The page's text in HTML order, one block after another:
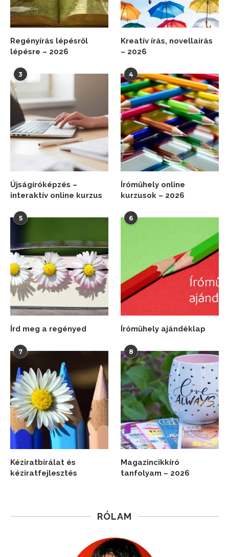
Regényírás lépésről
lépésre – 2026
Kreatív írás, novellaírás
– 2026
3
Újságíróképzés –
interaktív online kurzus
4
Íróműhely online
kurzusok – 2026
5
Írd meg a regényed
6
Íróműhely ajándéklap
7
Kéziratbírálat és
kéziratfejlesztés
8
Magazincikkíró
tanfolyam – 2026
RÓLAM